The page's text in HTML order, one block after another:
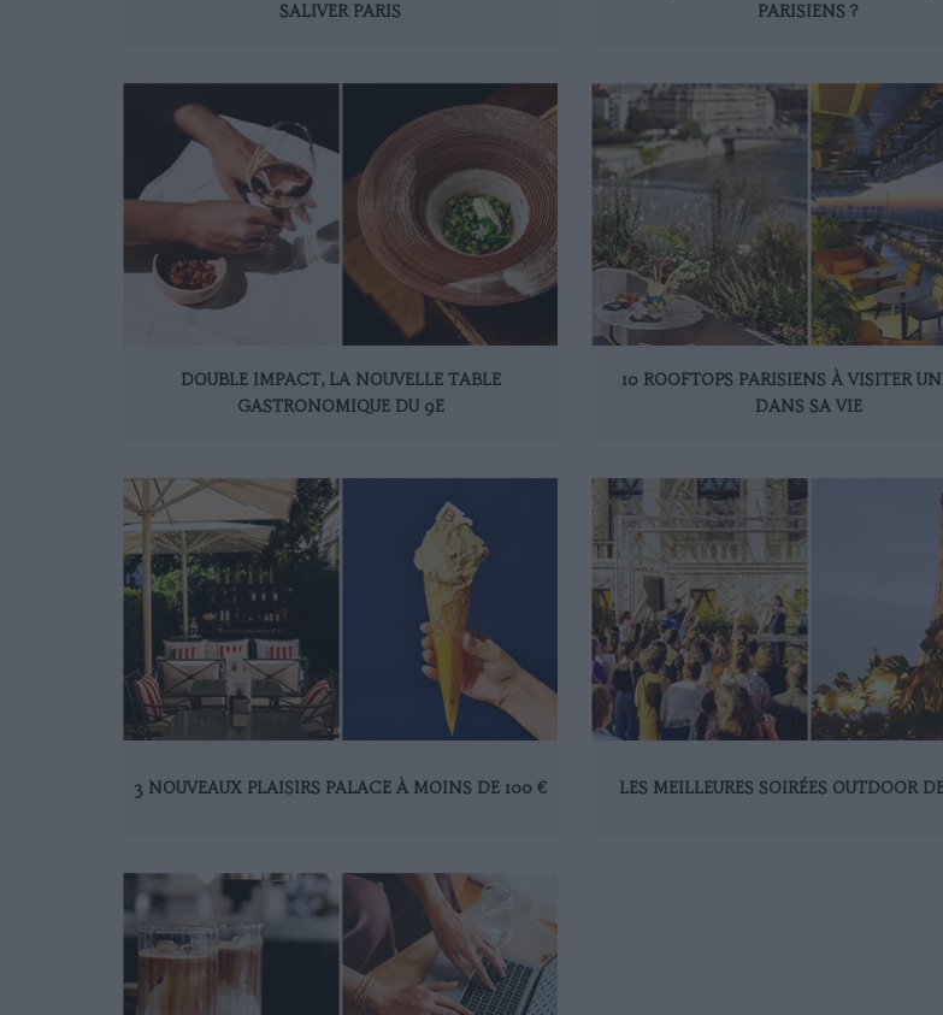
SALIVER PARIS
PARISIENS ?
DOUBLE IMPACT, LA NOUVELLE TABLE
GASTRONOMIQUE DU 9E
10 ROOFTOPS PARISIENS À VISITER
DANS SA VIE
3 NOUVEAUX PLAISIRS PALACE À MOINS DE 100 € LES MEILLEURES SOIRÉES OUTDOOR